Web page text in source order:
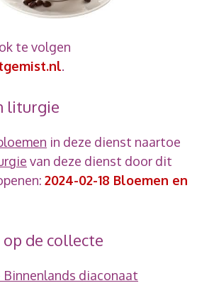
te volgen
.
liturgie
in deze dienst naartoe
van deze dienst door dit
2024-02-18 Bloemen en
de collecte
Binnenlands diaconaat